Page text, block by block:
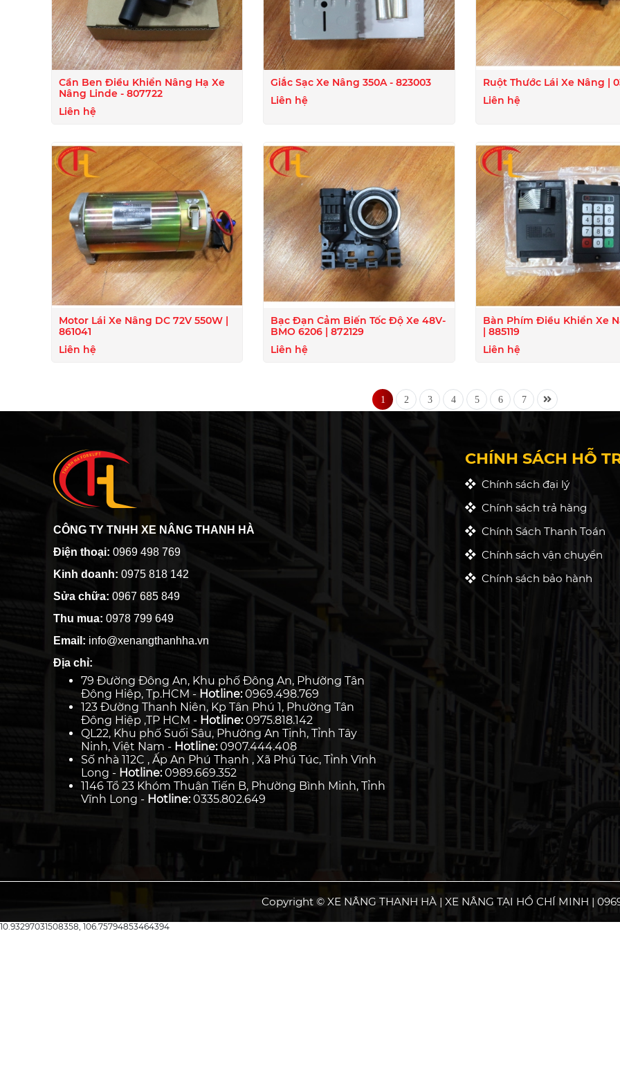
Cần Ben Điều Khiển Nâng Hạ Xe
Nâng Linde - 807722
Liên hệ
Giắc Sạc Xe Nâng 350A - 823003
Liên hệ
Ruột Thước Lái Xe Nâng |
Liên hệ
Motor Lái Xe Nâng DC 72V 550W |
861041
Liên hệ
Bạc Đạn Cảm Biến Tốc Độ Xe 48V-
BMO 6206 | 872129
Liên hệ
Bàn Phím Điều Khiển Xe
| 885119
Liên hệ
1 2 3 4 5 6 7
CÔNG TY TNHH XE NÂNG THANH HÀ
Điện thoại: 0969 498 769
Kinh doanh: 0975 818 142
Sửa chữa: 0967 685 849
Thu mua: 0978 799 649
Email: info@xenangthanhha.vn
Địa chỉ:
79 Đường Đông An, Khu phố Đông An, Phường Tân
Đông Hiệp, Tp.HCM - Hotline:0969.498.769
123 Đường Thanh Niên, Kp Tân Phú 1, Phường Tân
Đông Hiệp ,TP HCM - Hotline:0975.818.142
QL22, Khu phố Suối Sâu, Phường An Tịnh, Tỉnh Tây
Ninh, Việt Nam - Hotline:0907.444.408
Số nhà 112C , Ấp An Phú Thạnh , Xã Phú Túc, Tỉnh Vĩnh
Long - Hotline:0989.669.352
1146 Tổ 23 Khóm Thuận Tiến B, Phường Bình Minh, Tỉnh
Vĩnh Long - Hotline:0335.802.649
CHÍNH SÁCH HỖ
Chính sách đại lý
Chính sách trả hàng
Chính Sách Thanh Toán
Chính sách vận chuyển
Chính sách bảo hành
Copyright © XE NÂNG THANH HÀ | XE NÂNG TẠI HỒ CHÍ MINH |
10.93297031508358, 106.75794853464394